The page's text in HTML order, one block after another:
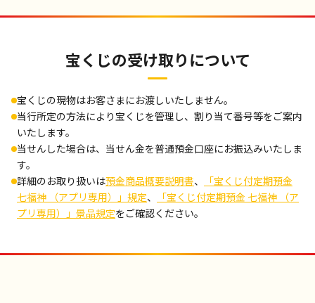
宝くじの受け取りについて
宝くじの現物はお客さまにお渡しいたしません。
当行所定の方法により宝くじを管理し、割り当て番号等をご案内
いたします。
当せんした場合は、当せん金を普通預金口座にお振込みいたしま
す。
詳細のお取り扱いは預金商品概要説明書、
「宝くじ付定期預金
七福神 （アプリ専用）」規定、
「宝くじ付定期預金 七福神 （ア
プリ専用）」景品規定をご確認ください。